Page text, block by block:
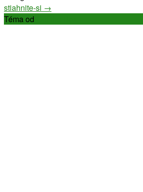
stiahnite-si →
Téma od